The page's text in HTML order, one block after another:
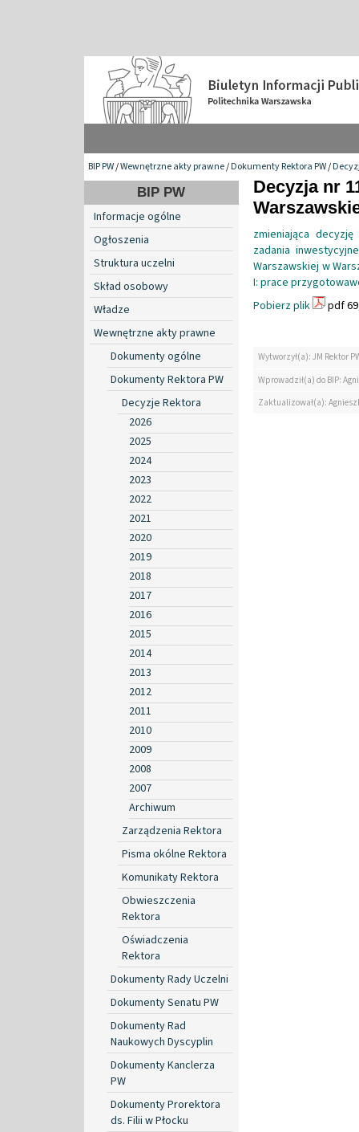
BIP PW/Wewnętrzne akty prawne/Dokumenty Rektora PW/
BIP PW
Informacje ogólne
Ogłoszenia
Struktura uczelni
Skład osobowy
Władze
Wewnętrzne akty prawne
Dokumenty ogólne
Dokumenty Rektora PW
Decyzje Rektora
2026
2025
2024
2023
2022
2021
2020
2019
2018
2017
2016
2015
2014
2013
2012
2011
2010
2009
2008
2007
Archiwum
Zarządzenia Rektora
Pisma okólne Rektora
Komunikaty Rektora
Obwieszczenia
Rektora
Oświadczenia
Rektora
Dokumenty Rady Uczelni
Dokumenty Senatu PW
Dokumenty Rad
Naukowych Dyscyplin
Dokumenty Kanclerza
PW
Dokumenty Prorektora
ds. Filii w Płocku
Decyzja nr
zmieniająca
zadania
Warszawskiej w
I: prace
Pobierz plik
pdf
Wytworzył(a): JM Rektor
Wprowadził(a) do BIP:
Zaktualizował(a):